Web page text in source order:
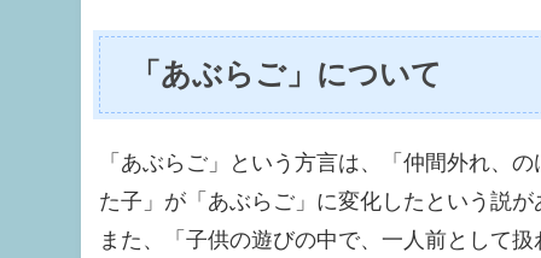
「あぶらご」について
「あぶらご」という方言は、「仲間外れ、
た子」が「あぶらご」に変化したという説が
また、「子供の遊びの中で、一人前として